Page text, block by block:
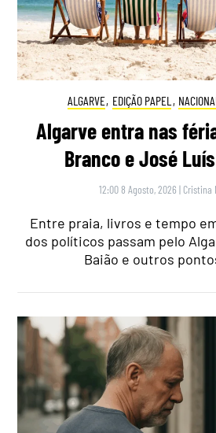
ALGARVE, EDIÇÃO PAPEL ,
Algarve entra nas
Branco e José
12:00 8 Agosto, 2026 | Cristina
Entre praia, livros e tempo
dos políticos passam pelo
Baião e outros